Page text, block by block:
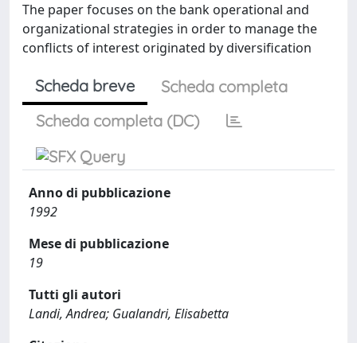
The paper focuses on the bank operational and
organizational strategies in order to manage the
conflicts of interest originated by diversification
Scheda breve
Scheda completa
Scheda completa (DC)
Anno di pubblicazione
1992
Mese di pubblicazione
19
Tutti gli autori
Landi, Andrea; Gualandri, Elisabetta